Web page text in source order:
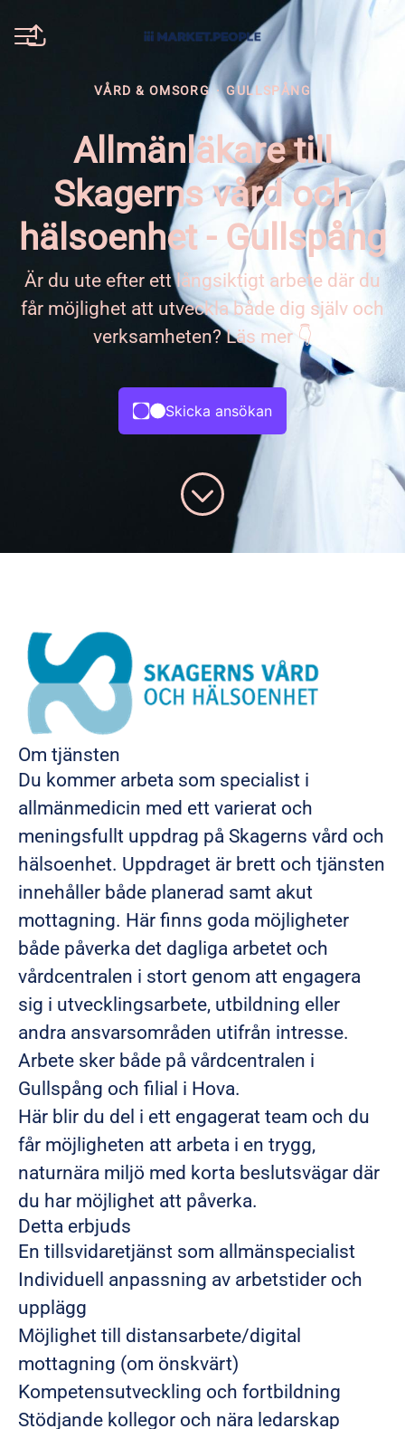
KARRIÄRMENY
Dela sidan
VÅRD & OMSORG · GULLSPÅNG
Allmänläkare till
Skagerns vård och
hälsoenhet - Gullspång
Är du ute efter ett långsiktigt arbete där du
får möjlighet att utveckla både dig själv och
verksamheten? Läs mer 👇
Skicka ansökan
Om tjänsten
Du kommer arbeta som specialist i
allmänmedicin med ett varierat och
meningsfullt uppdrag på Skagerns vård och
hälsoenhet. Uppdraget är brett och tjänsten
innehåller både planerad samt akut
mottagning. Här finns goda möjligheter
både påverka det dagliga arbetet och
vårdcentralen i stort genom att engagera
sig i utvecklingsarbete, utbildning eller
andra ansvarsområden utifrån intresse.
Arbete sker både på vårdcentralen i
Gullspång och filial i Hova.
Här blir du del i ett engagerat team och du
får möjligheten att arbeta i en trygg,
naturnära miljö med korta beslutsvägar där
du har möjlighet att påverka.
Detta erbjuds
En tillsvidaretjänst som allmänspecialist
Individuell anpassning av arbetstider och
upplägg
Möjlighet till distansarbete/digital
mottagning (om önskvärt)
Kompetensutveckling och fortbildning
Stödjande kollegor och nära ledarskap